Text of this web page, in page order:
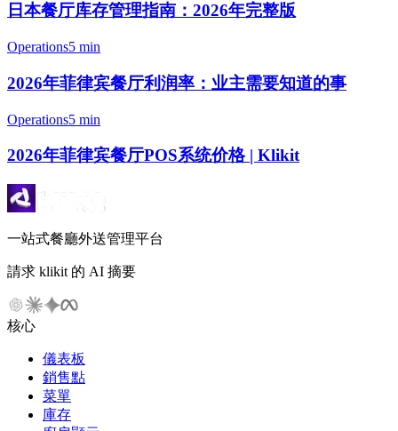
日本餐厅库存管理指南：2026年完整版
Operations5 min
2026年菲律宾餐厅利润率：业主需要知道的事
Operations5 min
2026年菲律宾餐厅POS系统价格 | Klikit
一站式餐廳外送管理平台
請求 klikit 的 AI 摘要
核心
儀表板
銷售點
菜單
庫存